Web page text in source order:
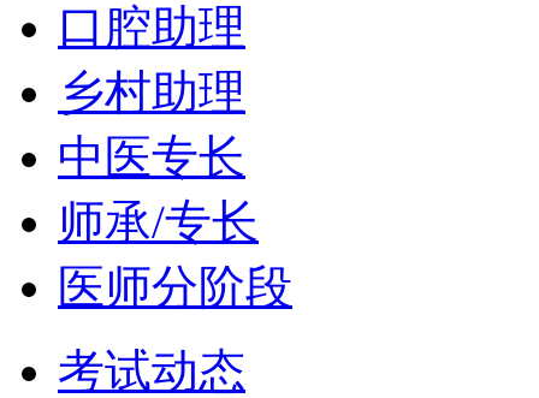
口腔助理
乡村助理
中医专长
师承/专长
医师分阶段
考试动态